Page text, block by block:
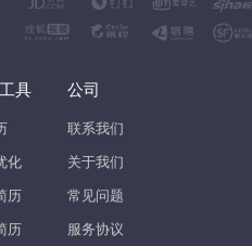
具
化
历
历
公司
联系我们
关于我们
常见问题
服务协议